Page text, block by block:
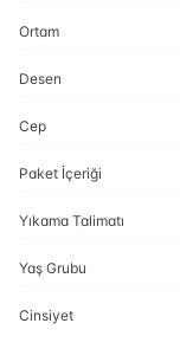
Ortam
Desen
Cep
Paket İçeriği
Yıkama Talimatı
Yaş Grubu
Cinsiyet